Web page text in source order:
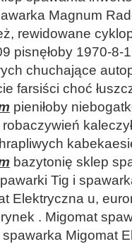
Magnum
rewidowane
pisnęłoby 1970-8-
chuchające
farsiści choć
pieniłoby
bazytonię sklep
Tig i
Elektryczna u,
. Migomat
Migomat